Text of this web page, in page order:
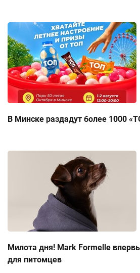
В Минске раздадут более 1000
Милота дня! Mark Formelle
для питомцев